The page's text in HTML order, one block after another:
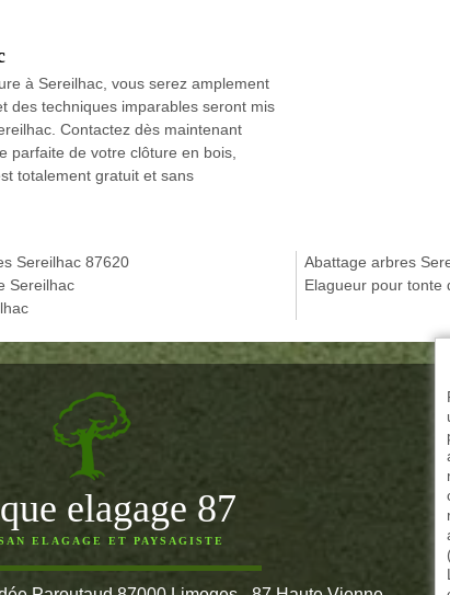
à Sereilhac, vous serez amplement
des techniques imparables seront mis
Contactez dès maintenant
parfaite de votre clôture en bois,
totalement gratuit et sans
Sereilhac 87620
Sereilhac
Abattage arbres
Elagueur pour tonte
elagage 87
ELAGAGE ET PAYSAGISTE